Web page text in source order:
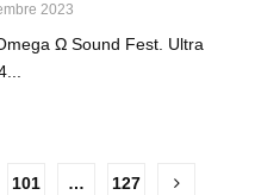
2023
Ω Sound Fest. Ultra
101 … 127